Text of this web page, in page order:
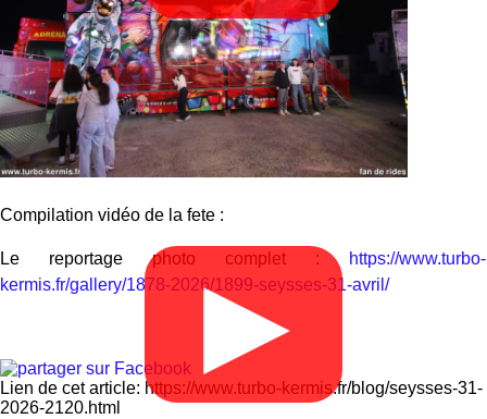
Compilation vidéo de la fete :
▶
Le reportage photo complet : https://www.turbo-
kermis.fr/gallery/1878-2026/1899-seysses-31-avril/
Lien de cet article: https://www.turbo-kermis.fr/blog/seysses-31-
2026-2120.html